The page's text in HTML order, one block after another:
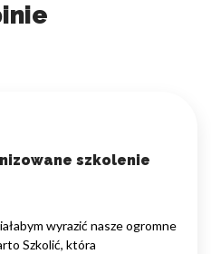
szkolenie
wyrazić nasze ogromne
Szkolić, która